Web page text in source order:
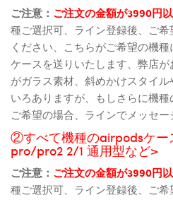
ご注意： ご注文の金額が3990円
種ご選択可、ライン登録後、ご
ください、こちらがご希望の機
ケースを送りいたします、弊店
がガラス素材、斜めかけスタイ
いろありますが、もしさらに機
ご希望の場合、ラインでメッセ
②すべて機種のairpodsケー
pro/pro2 2/1 通用型など>
ご注意： ご注文の金額が3990円
種ご選択可、ライン登録後、ご